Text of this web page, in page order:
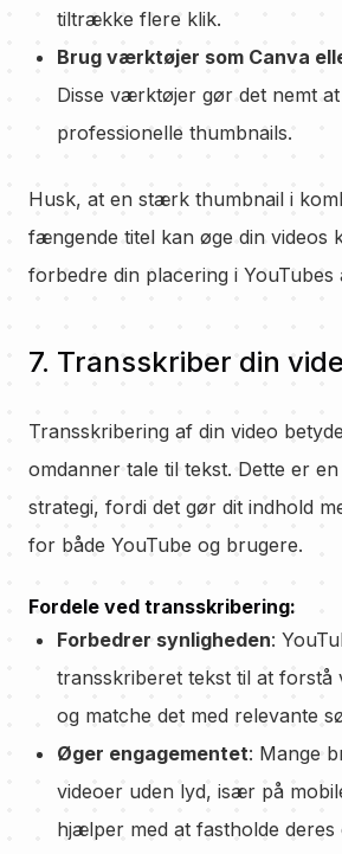
tiltrække flere klik.
Brug værktøjer som Canva
Disse værktøjer gør det nemt at
professionelle thumbnails.
Husk, at en stærk thumbnail i
fængende titel kan øge din videos
forbedre din placering i YouTubes
7. Transskriber din
Transskribering af din video
omdanner tale til tekst. Dette er en
strategi, fordi det gør dit indhold
for både YouTube og brugere.
Fordele ved transskribering:
Forbedrer synligheden:
transskriberet tekst til at forstå
og matche det med relevante
Øger engagementet: Mange
videoer uden lyd, især på
hjælper med at fastholde